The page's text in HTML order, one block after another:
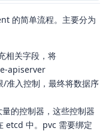
的简单流程。主要分为
相关字段，将
apiserver
准入控制，最终将数据序
的控制器，这些控制器
etcd 中。pvc 需要绑定